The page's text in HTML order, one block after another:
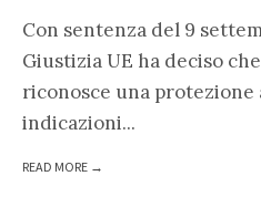
Con sentenza del 9
Giustizia UE ha deciso
riconosce una protezione
indicazioni...
READ MORE →